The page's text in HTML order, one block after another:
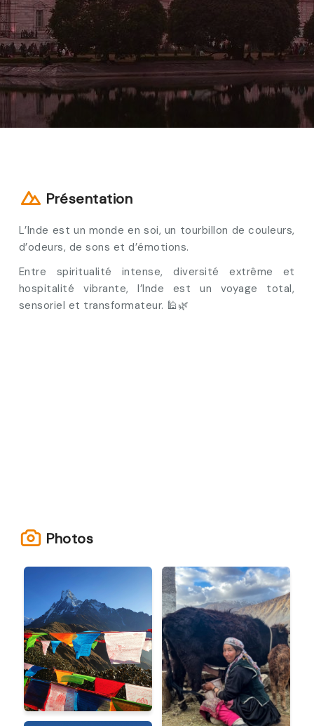
Présentation
L’Inde est un monde en soi, un tourbillon de couleurs,
d’odeurs, de sons et d’émotions.
Entre spiritualité intense, diversité extrême et
hospitalité vibrante, l’Inde est un voyage total,
sensoriel et transformateur. 🕌🌿
Photos